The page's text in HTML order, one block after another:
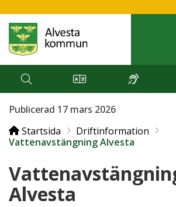
Publicerad 17 mars 2026
Startsida
Driftinformation
Vattenavstängning Alvesta
Alvesta